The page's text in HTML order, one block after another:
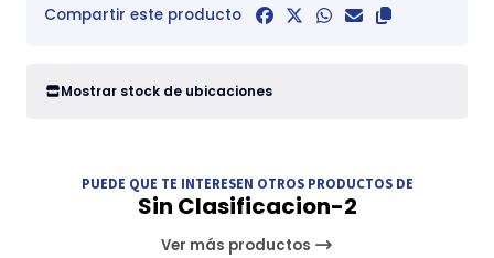
Compartir este producto
Mostrar stock de ubicaciones
PUEDE QUE TE INTERESEN OTROS PRODUCTOS DE
Sin Clasificacion-2
Ver más productos